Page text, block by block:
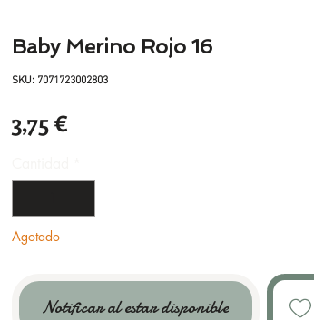
Baby Merino Rojo 16
SKU: 7071723002803
3,75 €
Agotado
Notificar al estar disponible